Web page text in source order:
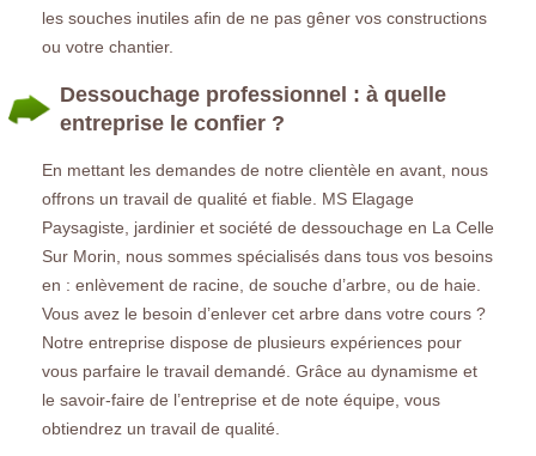
les souches inutiles afin de ne pas gêner vos constructions
ou votre chantier.
Dessouchage professionnel : à quelle
entreprise le confier ?
En mettant les demandes de notre clientèle en avant, nous
offrons un travail de qualité et fiable. MS Elagage
Paysagiste, jardinier et société de dessouchage en La Celle
Sur Morin, nous sommes spécialisés dans tous vos besoins
en : enlèvement de racine, de souche d’arbre, ou de haie.
Vous avez le besoin d’enlever cet arbre dans votre cours ?
Notre entreprise dispose de plusieurs expériences pour
vous parfaire le travail demandé. Grâce au dynamisme et
le savoir-faire de l’entreprise et de note équipe, vous
obtiendrez un travail de qualité.